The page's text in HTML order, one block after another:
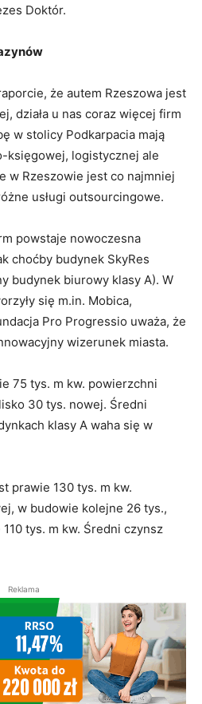
Doktór.
że autem Rzeszowa jest
działa u nas coraz więcej firm
w stolicy Podkarpacia mają
księgowej, logistycznej ale
w Rzeszowie jest co najmniej
usługi outsourcingowe.
powstaje nowoczesna
choćby budynek SkyRes
budynek biurowy klasy A). W
się m.in. Mobica,
Pro Progressio uważa, że
wizerunek miasta.
75 tys. m kw. powierzchni
30 tys. nowej. Średni
klasy A waha się w
prawie 130 tys. m kw.
w budowie kolejne 26 tys.,
tys. m kw. Średni czynsz
Reklama